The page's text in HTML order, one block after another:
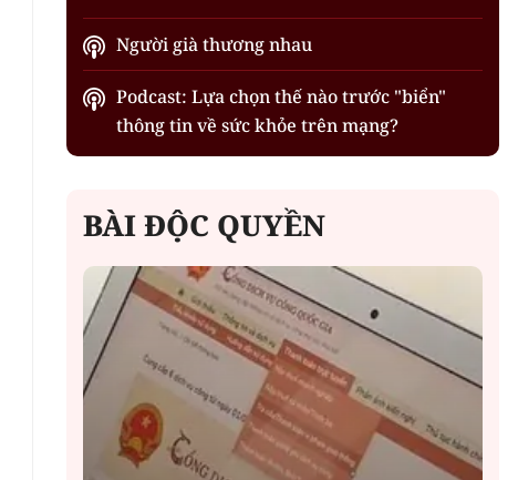
Người già thương nhau
Podcast: Lựa chọn thế nào trước "biển"
thông tin về sức khỏe trên mạng?
BÀI ĐỘC QUYỀN